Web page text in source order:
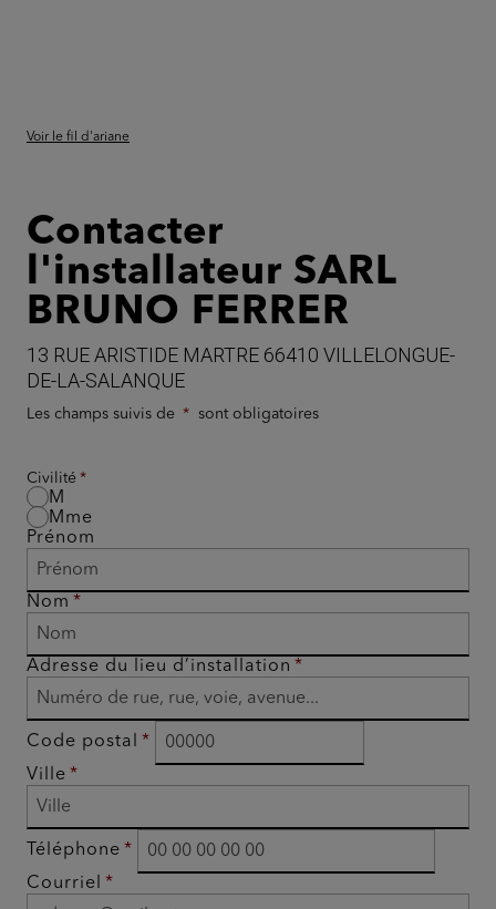
Voir le fil d'ariane
Contacter
l'installateur SARL
BRUNO FERRER
13 RUE ARISTIDE MARTRE 66410 VILLELONGUE-
DE-LA-SALANQUE
Les champs suivis de sont obligatoires
Civilité
M
Mme
Prénom
Nom
Adresse du lieu d’installation
Code postal
Ville
Téléphone
Courriel